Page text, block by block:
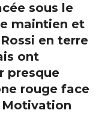
sous le
maintien et
en terre
ont
presque
rouge face
Motivation